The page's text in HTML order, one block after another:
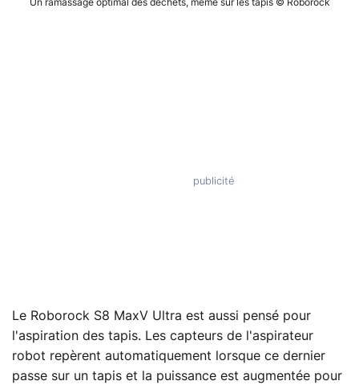
Un ramassage optimal des déchets, même sur les tapis © Roborock
Le Roborock S8 MaxV Ultra est aussi pensé pour
l'aspiration des tapis. Les capteurs de l'aspirateur
robot repèrent automatiquement lorsque ce dernier
passe sur un tapis et la puissance est augmentée pour